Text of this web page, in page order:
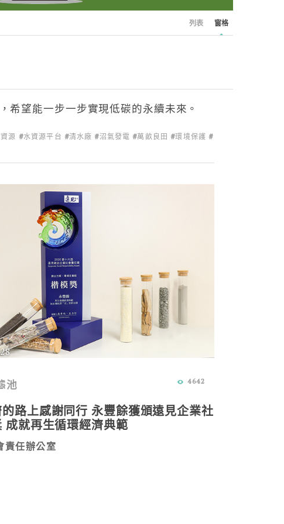
列表 窗格
希望能一步一步實現低碳的永續未來。
源 水資源平台 清水廠 沼氣發電 萬畝良田
環境保護
池 4642
路上感謝同行 永豐餘獲頒遠見企業社
成就再生循環經濟典範
責任辦公室